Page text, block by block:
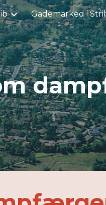
contentGademarked i